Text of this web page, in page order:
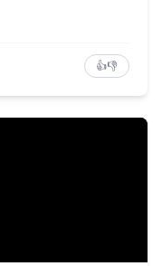
👍👎
NY Lawsuit |